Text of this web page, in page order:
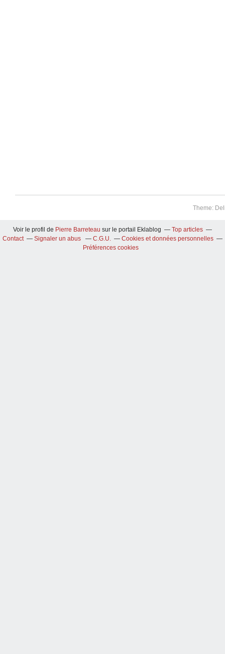
Theme:
Voir le profil de Pierre Barreteau sur le portail Eklablog
Top articles
Contact
Signaler un abus C.G.U.
Cookies et données personnelles
Préférences cookies